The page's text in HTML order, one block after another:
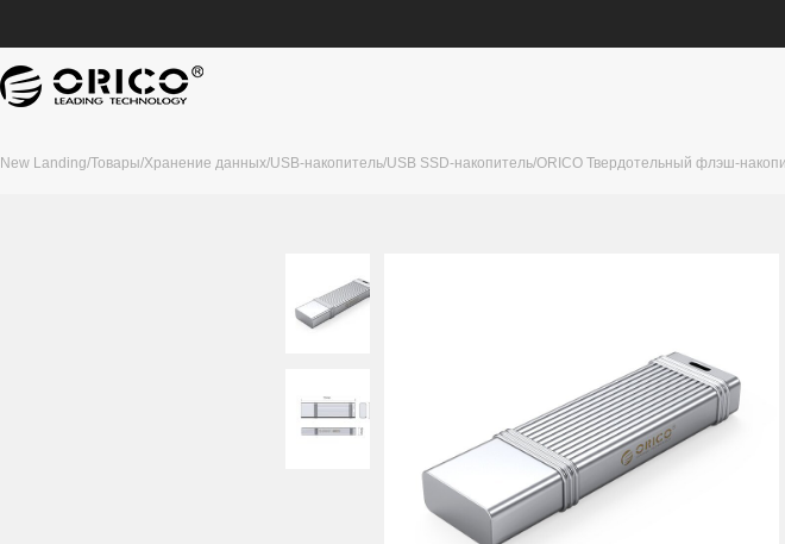
New Landing/Товары/Хранение данных/USB-накопитель/USB SSD-накопитель/ORICO Твердотельный флэш-